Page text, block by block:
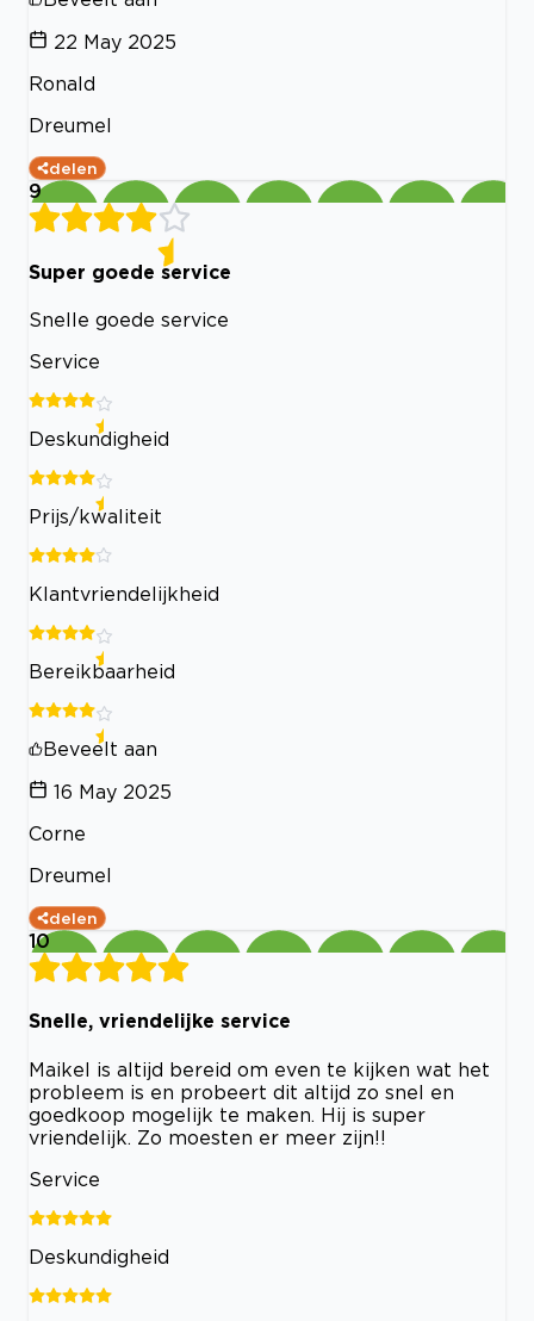
22 May 2025
Ronald
Dreumel
delen
9
Super goede service
Snelle goede service
Service
Deskundigheid
Prijs/kwaliteit
Klantvriendelijkheid
Bereikbaarheid
Beveelt aan
16 May 2025
Corne
Dreumel
delen
10
Snelle, vriendelijke service
Maikel is altijd bereid om even te kijken wat het
probleem is en probeert dit altijd zo snel en
goedkoop mogelijk te maken. Hij is super
vriendelijk. Zo moesten er meer zijn!!
Service
Deskundigheid